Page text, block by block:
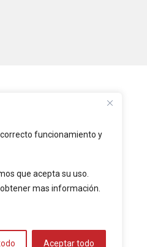
funcionamiento y
que acepta su uso.
mas información.
Aceptar todo